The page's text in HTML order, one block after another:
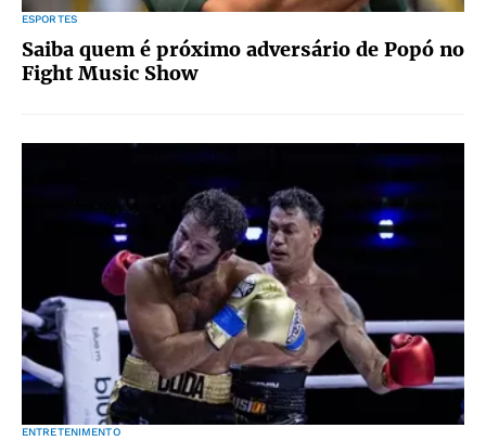
ESPORTES
Saiba quem é próximo adversário de Popó no
Fight Music Show
ENTRETENIMENTO